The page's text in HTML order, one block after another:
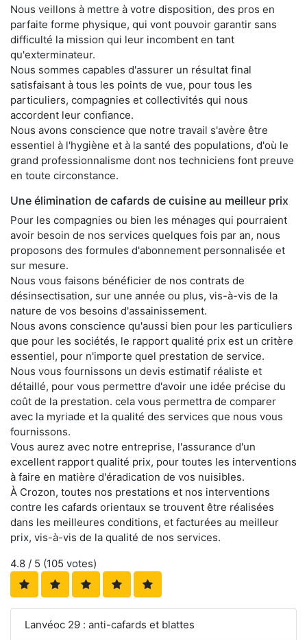
Nous veillons à mettre à votre disposition, des pros en
parfaite forme physique, qui vont pouvoir garantir sans
difficulté la mission qui leur incombent en tant
qu'exterminateur.
Nous sommes capables d'assurer un résultat final
satisfaisant à tous les points de vue, pour tous les
particuliers, compagnies et collectivités qui nous
accordent leur confiance.
Nous avons conscience que notre travail s'avère être
essentiel à l'hygiène et à la santé des populations, d'où le
grand professionnalisme dont nos techniciens font preuve
en toute circonstance.
Une élimination de cafards de cuisine au meilleur prix
Pour les compagnies ou bien les ménages qui pourraient
avoir besoin de nos services quelques fois par an, nous
proposons des formules d'abonnement personnalisée et
sur mesure.
Nous vous faisons bénéficier de nos contrats de
désinsectisation, sur une année ou plus, vis-à-vis de la
nature de vos besoins d'assainissement.
Nous avons conscience qu'aussi bien pour les particuliers
que pour les sociétés, le rapport qualité prix est un critère
essentiel, pour n'importe quel prestation de service.
Nous vous fournissons un devis estimatif réaliste et
détaillé, pour vous permettre d'avoir une idée précise du
coût de la prestation. cela vous permettra de comparer
avec la myriade et la qualité des services que nous vous
fournissons.
Vous aurez avec notre entreprise, l'assurance d'un
excellent rapport qualité prix, pour toutes les interventions
à faire en matière d'éradication de vos nuisibles.
À Crozon, toutes nos prestations et nos interventions
contre les cafards orientaux se trouvent être réalisées
dans les meilleures conditions, et facturées au meilleur
prix, vis-à-vis de la qualité de nos services.
4.8 / 5 (105 votes)
Lanvéoc 29 : anti-cafards et blattes